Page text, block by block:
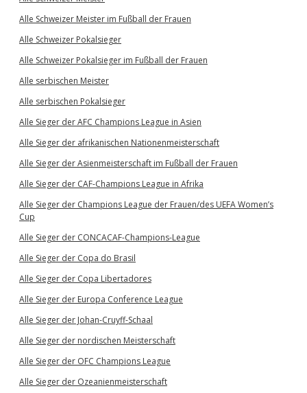
Alle Schweizer Meister im Fußball der Frauen
Alle Schweizer Pokalsieger
Alle Schweizer Pokalsieger im Fußball der Frauen
Alle serbischen Meister
Alle serbischen Pokalsieger
Alle Sieger der AFC Champions League in Asien
Alle Sieger der afrikanischen Nationenmeisterschaft
Alle Sieger der Asienmeisterschaft im Fußball der Frauen
Alle Sieger der CAF-Champions League in Afrika
Alle Sieger der Champions League der Frauen/des UEFA Women’s
Cup
Alle Sieger der CONCACAF-Champions-League
Alle Sieger der Copa do Brasil
Alle Sieger der Copa Libertadores
Alle Sieger der Europa Conference League
Alle Sieger der Johan-Cruyff-Schaal
Alle Sieger der nordischen Meisterschaft
Alle Sieger der OFC Champions League
Alle Sieger der Ozeanienmeisterschaft